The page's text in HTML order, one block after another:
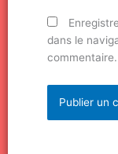
dans le
commentaire.